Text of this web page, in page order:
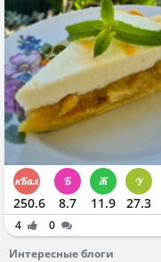
250.6 8.7 11.9 27.3
4
0
Интересные блоги